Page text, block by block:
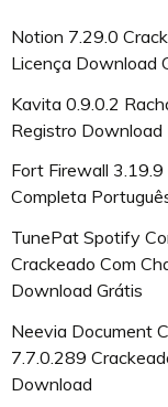
Notion 7.29.0
Licença Download
Kavita 0.9.0.2
Registro
Fort Firewall
Completa
TunePat Spotify
Crackeado Com
Download Grátis
Neevia Document
7.7.0.289
Download